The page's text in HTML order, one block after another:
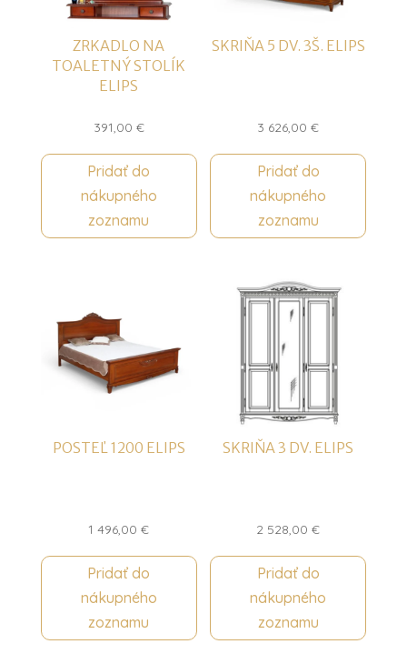
ZRKADLO NA
TOALETNÝ STOLÍK
ELIPS
391,00 €
Pridať do
nákupného
zoznamu
SKRIŇA 5 DV. 3Š. ELIPS
3 626,00€
Pridať do
nákupného
zoznamu
POSTEĽ 1200 ELIPS
1 496,00€
Pridať do
nákupného
zoznamu
SKRIŇA 3 DV. ELIPS
2 528,00€
Pridať do
nákupného
zoznamu